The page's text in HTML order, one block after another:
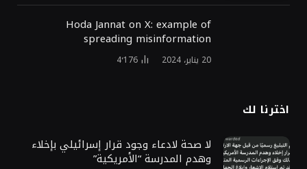
Hoda Jannat on X: example of
spreading misinformation
20 يناير، 2024 4٬176
اخترنا لك
لا صحة لادعاء وجود قرار إسرائيلي بإخلاء
وهدم المدرسة “الأمريكية”